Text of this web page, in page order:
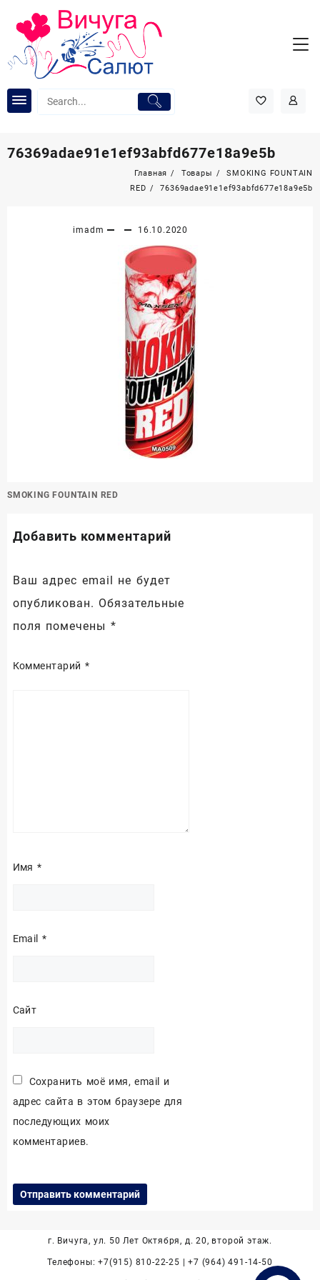
содержимому
76369adae91e1ef93abfd677e18a9e5b
Главная Товары
SMOKING FOUNTAIN
RED
76369adae91e1ef93abfd677e18a9e5b
imadm 16.10.2020
Навигация
SMOKING FOUNTAIN RED
Добавить комментарий
Ваш адрес email не будет
опубликован. Обязательные
поля помечены *
Комментарий *
Имя*
Email *
Сайт
Сохранить моё имя, email и
адрес сайта в этом браузере для
последующих моих
комментариев.
г. Вичуга, ул. 50 Лет Октября, д. 20, второй этаж.
Телефоны: +7(915) 810-22-25 | +7 (964) 491-14-50